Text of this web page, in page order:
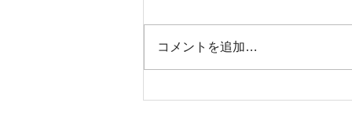
8月2日17時出船
コメントを追加…